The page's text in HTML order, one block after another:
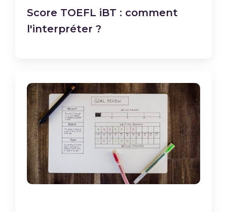
Score TOEFL iBT : comment
l'interpréter ?